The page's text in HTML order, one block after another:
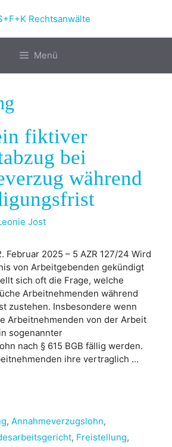
Menü
fiktiver
bei
während
Jost
Februar 2025 – 5 AZR 127/24 Wird
von Arbeitgebenden gekündigt
sich oft die Frage, welche
Arbeitnehmenden während
zustehen. Insbesondere wenn
Arbeitnehmenden von der Arbeit
sogenannter
nach § 615 BGB fällig werden.
ihre vertraglich …
, Annahmeverzugslohn,
, Freistellung,